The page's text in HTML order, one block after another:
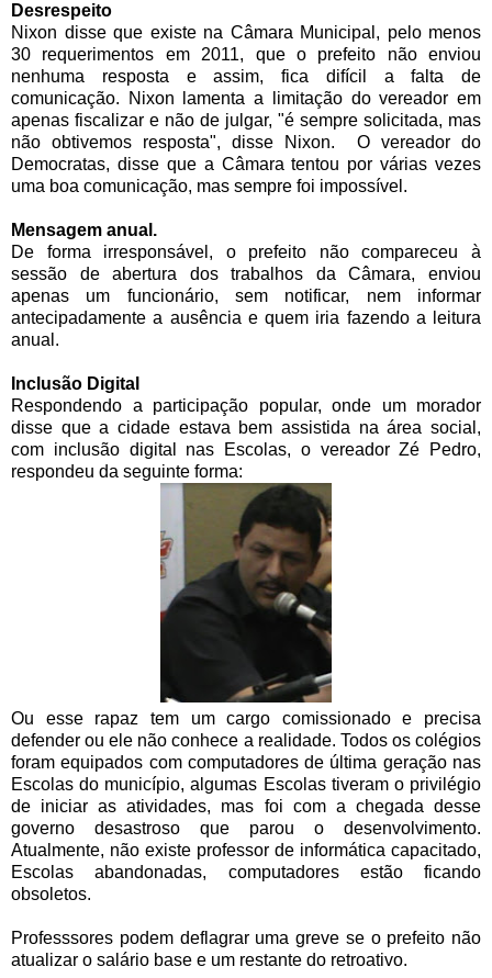
Desrespeito
Nixon disse que existe na Câmara Municipal, pelo menos
30 requerimentos em 2011, que o prefeito não enviou
nenhuma resposta e assim, fica difícil a falta de
comunicação. Nixon lamenta a limitação do vereador em
apenas fiscalizar e não de julgar, "é sempre solicitada, mas
não obtivemos resposta", disse Nixon. O vereador do
Democratas, disse que a Câmara tentou por várias vezes
uma boa comunicação, mas sempre foi impossível.
Mensagem anual.
De forma irresponsável, o prefeito não compareceu à
sessão de abertura dos trabalhos da Câmara, enviou
apenas um funcionário, sem notificar, nem informar
antecipadamente a ausência e quem iria fazendo a leitura
anual.
Inclusão Digital
Respondendo a participação popular, onde um morador
disse que a cidade estava bem assistida na área social,
com inclusão digital nas Escolas, o vereador Zé Pedro,
respondeu da seguinte forma:
Ou esse rapaz tem um cargo comissionado e precisa
defender ou ele não conhece a realidade. Todos os colégios
foram equipados com computadores de última geração nas
Escolas do município, algumas Escolas tiveram o privilégio
de iniciar as atividades, mas foi com a chegada desse
governo desastroso que parou o desenvolvimento.
Atualmente, não existe professor de informática capacitado,
Escolas abandonadas, computadores estão ficando
obsoletos.
Professsores podem deflagrar uma greve se o prefeito não
atualizar o salário base e um restante do retroativo.